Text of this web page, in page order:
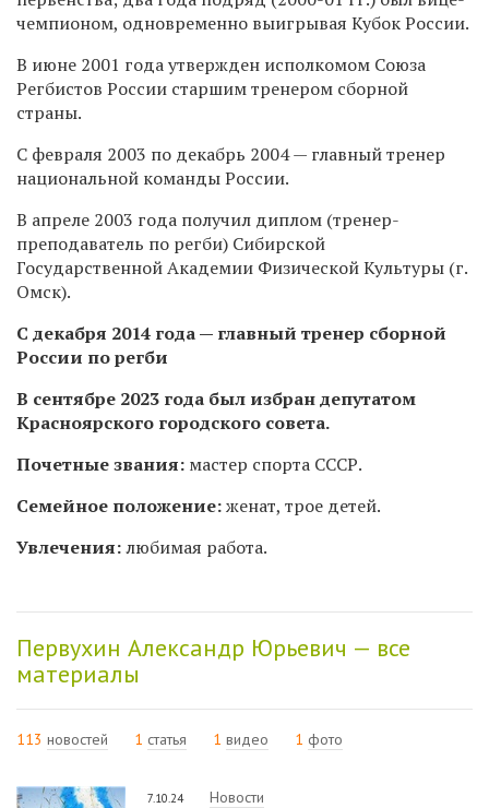
чемпионом, одновременно выигрывая Кубок России.
В июне 2001 года утвержден исполкомом Союза
Регбистов России старшим тренером сборной
страны.
С февраля 2003 по декабрь 2004 — главный тренер
национальной команды России.
В апреле 2003 года получил диплом (тренер-
преподаватель по регби) Сибирской
Государственной Академии Физической Культуры (г.
Омск).
С декабря 2014 года — главный тренер сборной
России по регби
В сентябре 2023 года был избран депутатом
Красноярского городского совета.
Почетные звания: мастер спорта СССР.
Семейное положение:женат, трое детей.
Увлечения:любимая работа.
Первухин Александр Юрьевич — все
материалы
113 новостей 1 статья 1 видео 1 фото
7.10.24 Новости